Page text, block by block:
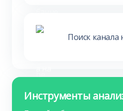
Поиск канала
Инструменты